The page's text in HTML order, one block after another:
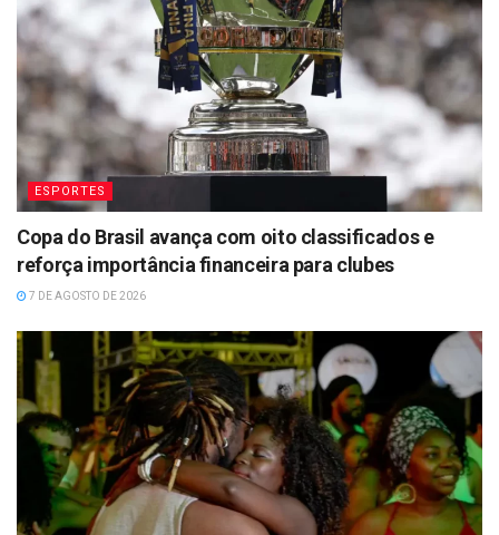
ESPORTES
Copa do Brasil avança com oito classificados e
reforça importância financeira para clubes
7 DE AGOSTO DE 2026